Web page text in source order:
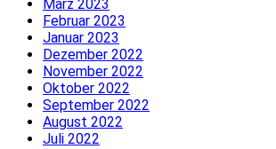
März 2023
Februar 2023
Januar 2023
Dezember 2022
November 2022
Oktober 2022
September 2022
August 2022
Juli 2022